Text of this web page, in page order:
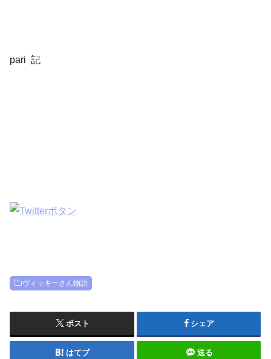
pari 記
ヴィッキーさん物語
ポスト シェア
はてブ 送る